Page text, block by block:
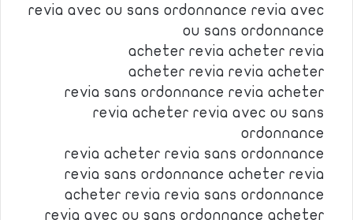
revia avec ou sans ordonnance revia avec
ou sans ordonnance
acheter revia acheter revia
acheter revia revia acheter
revia sans ordonnance revia acheter
revia acheter revia avec ou sans
ordonnance
revia acheter revia sans ordonnance
revia sans ordonnance acheter revia
acheter revia revia sans ordonnance
revia avec ou sans ordonnance acheter